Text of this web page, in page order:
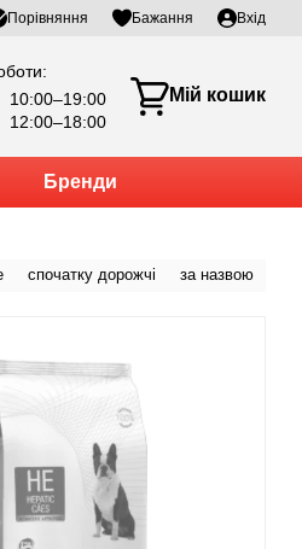
Порівняння Бажання Вхід
10:00–19:00
12:00–18:00
Мій кошик
Бренди
спочатку дорожчі за назвою